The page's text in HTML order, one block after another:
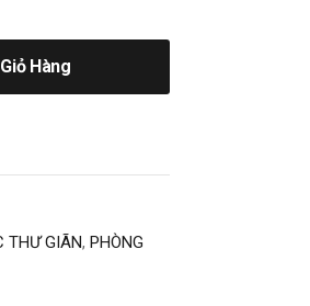
Hàng
THƯ GIÃN, PHÒNG